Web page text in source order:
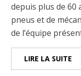
depuis plus de 60
pneus et de
de l’équipe
LIRE LA SUITE